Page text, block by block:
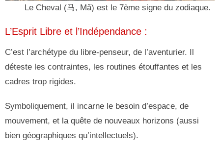
Le Cheval (马, Mǎ) est le 7ème signe du zodiaque.
L’Esprit Libre et l’Indépendance :
C’est l’archétype du libre-penseur, de l’aventurier. Il
déteste les contraintes, les routines étouffantes et les
cadres trop rigides.
Symboliquement, il incarne le besoin d’espace, de
mouvement, et la quête de nouveaux horizons (aussi
bien géographiques qu’intellectuels).